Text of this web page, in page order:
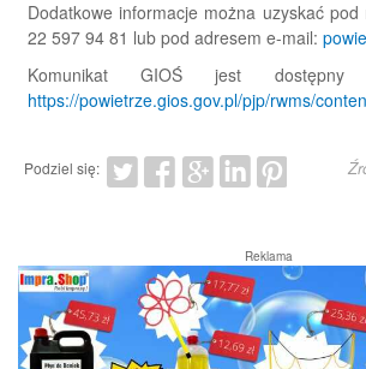
Dodatkowe informacje można uzyskać
22 597 94 81 lub pod adresem e-mail:
Komunikat GIOŚ jest dostępny
https://powietrze.gios.gov.pl/pjp/rwms/
Podziel się:
Reklama